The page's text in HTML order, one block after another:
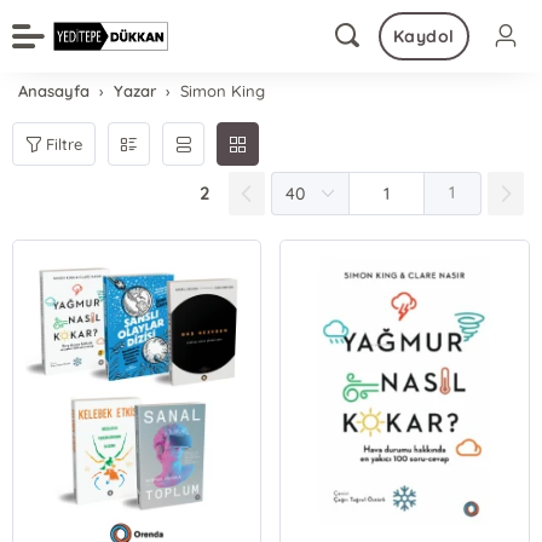
Kaydol
Anasayfa Yazar Simon King
Filtre
2 1